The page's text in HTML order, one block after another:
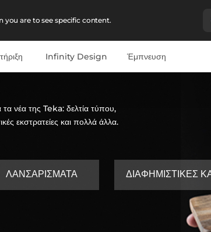
are to see specific content.
Infinity Design Έμπνευση
νέα της Teka: δελτία τύπου,
εκστρατείες και πολλά άλλα.
ΛΑΝΣΑΡΊΣΜΑΤΑ ΔΙΑΦΗΜΙΣΤΙΚΈΣ